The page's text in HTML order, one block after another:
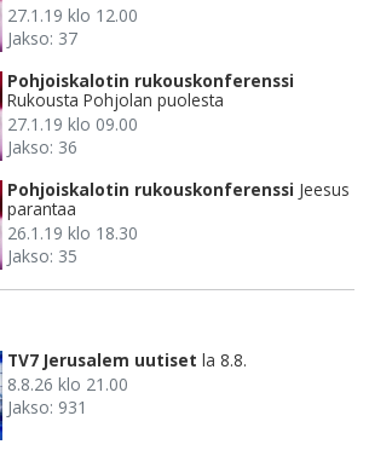
27.1.19 klo 12.00
Jakso: 37
Pohjoiskalotin rukouskonferenssi
Rukousta Pohjolan puolesta
27.1.19 klo 09.00
Jakso: 36
Pohjoiskalotin rukouskonferenssi Jeesus
parantaa
26.1.19 klo 18.30
Jakso: 35
TV7 Jerusalem uutiset la 8.8.
8.8.26 klo 21.00
Jakso: 931